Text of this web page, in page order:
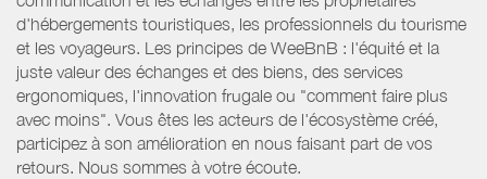
d'hébergements touristiques, les professionnels du tourisme
et les voyageurs. Les principes de WeeBnB : l'équité et la
juste valeur des échanges et des biens, des services
ergonomiques, l'innovation frugale ou "comment faire plus
avec moins". Vous êtes les acteurs de l'écosystème créé,
participez à son amélioration en nous faisant part de vos
retours. Nous sommes à votre écoute.